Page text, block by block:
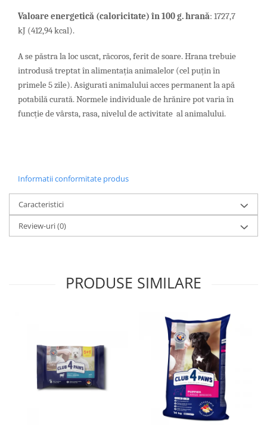
Valoare energetică (caloricitate) în 100 g. hrană: 1727,7
kJ (412,94 kcal).
A se păstra la loc uscat, răcoros, ferit de soare. Hrana trebuie
introdusă treptat în alimentația animalelor (cel puțin în
primele 5 zile). Asigurati animalului acces permanent la apă
potabilă curată. Normele individuale de hrănire pot varia în
funcție de vârsta, rasa, nivelul de activitate al animalului.
Informatii conformitate produs
Caracteristici
Review-uri(0)
PRODUSE SIMILARE